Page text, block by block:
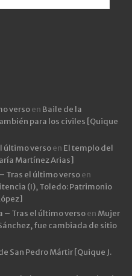
versoen Baile de la
para los civiles [Quique
último versoen El templo del
Martínez Arias]
Tras el último versoen
(I), Toledo: Patrimonio
– Tras el último versoen Mujer
fue cambiada de sitio
San Pedro Mártir [Quique J.